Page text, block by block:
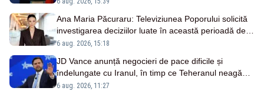
Ana Maria Păcuraru: Televiziunea Poporului solicită
investigarea deciziilor luate în această perioadă de
criză enegetică
6 aug. 2026, 15:18
JD Vance anunță negocieri de pace dificile și
îndelungate cu Iranul, în timp ce Teheranul neagă
existența discuțiilor cu SUA
6 aug. 2026, 11:27